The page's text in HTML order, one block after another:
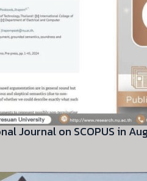
Journal on SCOPUS in